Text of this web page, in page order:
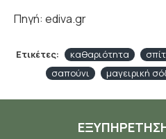
Πηγή: ediva.gr
Ετικέτες: καθαριότητα
σαπούνι
μαγειρική